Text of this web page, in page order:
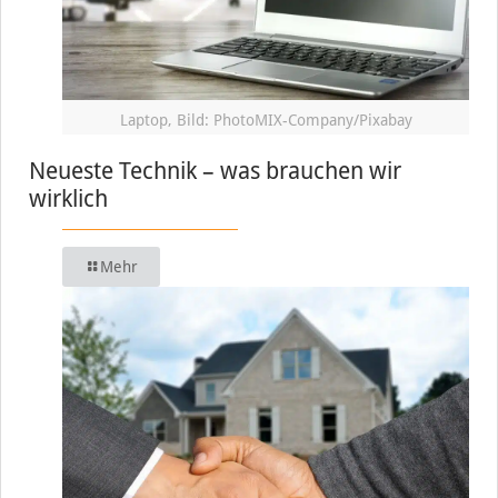
Laptop, Bild: PhotoMIX-Company/Pixabay
Neueste Technik – was brauchen wir
wirklich
Mehr